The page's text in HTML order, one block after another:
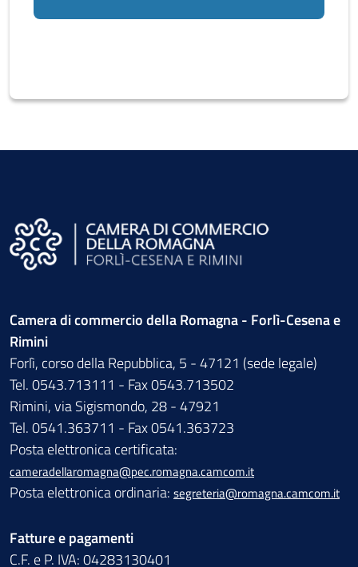
Camera di commercio della Romagna - Forlì-Cesena e
Rimini
Forlì, corso della Repubblica, 5 - 47121 (sede legale)
Tel. 0543.713111 - Fax 0543.713502
Rimini, via Sigismondo, 28 - 47921
Tel. 0541.363711 - Fax 0541.363723
Posta elettronica certificata:
cameradellaromagna@pec.romagna.camcom.it
Posta elettronica ordinaria: segreteria@romagna.camcom.it
Fatture e pagamenti
C.F. e P. IVA: 04283130401